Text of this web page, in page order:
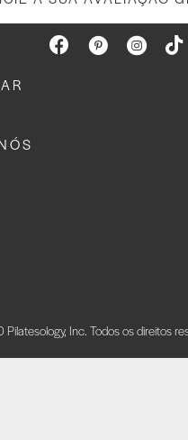
Inc. Todos os direitos